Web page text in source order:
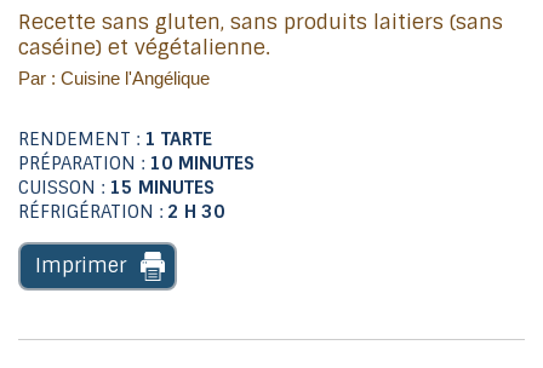
Recette sans gluten, sans produits laitiers (sans
caséine) et végétalienne.
Par : Cuisine l'Angélique
RENDEMENT : 1 TARTE
PRÉPARATION : 10 MINUTES
CUISSON : 15 MINUTES
RÉFRIGÉRATION : 2 H 30
Imprimer